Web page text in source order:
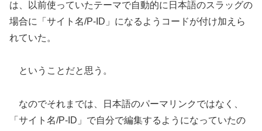
は、以前使っていたテーマで自動的に日本語のスラッグの
場合に「サイト名/P-ID」になるようコードが付け加えら
れていた。
ということだと思う。
なのでそれまでは、日本語のパーマリンクではなく、
「サイト名/P-ID」で自分で編集するようになっていたの